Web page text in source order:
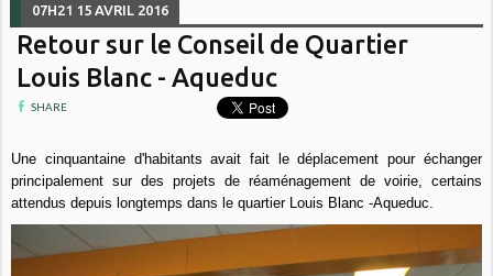
07H21 15 AVRIL 2016
Retour sur le Conseil de Quartier
Louis Blanc - Aqueduc
SHARE
Une cinquantaine d'habitants avait fait le déplacement pour échanger
principalement sur des projets de réaménagement de voirie, certains
attendus depuis longtemps dans le quartier Louis Blanc -Aqueduc.